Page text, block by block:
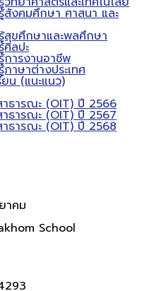
สังคมศึกษา ศาสนา และ
สุขศึกษาและพลศึกษา
ศิลปะ
การงานอาชีพ
ภาษาต่างประเทศ
น (แนะแนว)
าธารณะ (OIT) ปี 2566
าธารณะ (OIT) ปี 2567
าธารณะ (OIT) ปี 2568
าคม
School